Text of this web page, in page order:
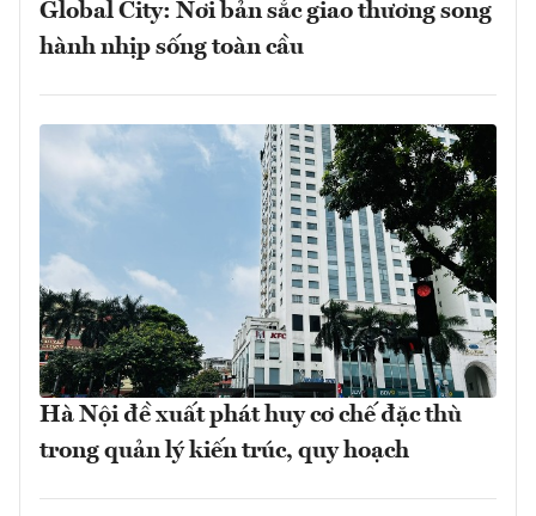
Global City: Nơi bản sắc giao thương song
hành nhịp sống toàn cầu
Hà Nội đề xuất phát huy cơ chế đặc thù
trong quản lý kiến trúc, quy hoạch